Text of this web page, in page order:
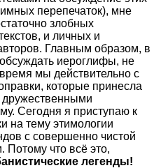
перепечаток), мне
злобных
и личных и
Главным образом, в
иероглифы, не
мы действительно с
которые принесла
дружественными
Сегодня я приступаю к
на тему этимологии
с совершенно чистой
Потому что всё это,
легенды!